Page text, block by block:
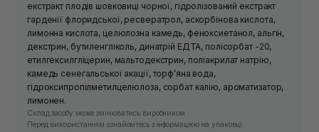
екстракт плодів шовковиці чорної, гідролізований екстракт
гарденії флоридської, ресвератрол, аскорбінова кислота,
лимонна кислота, целюлозна камедь, феноксиетанол, альгін,
декстрин, бутиленгліколь, динатрій ЕДТА, полісорбат -20,
етилгексилгліцерин, мальтодекстрин, поліакрилат натрію,
камедь сенегальської акації, торф’яна вода,
гідроксипропілметилцелюлоза, сорбат калію, ароматизатор,
лимонен.
Склад засобу може змінюватись виробником.
Перед використанням ознайомтесь з інформацією на упаковці.